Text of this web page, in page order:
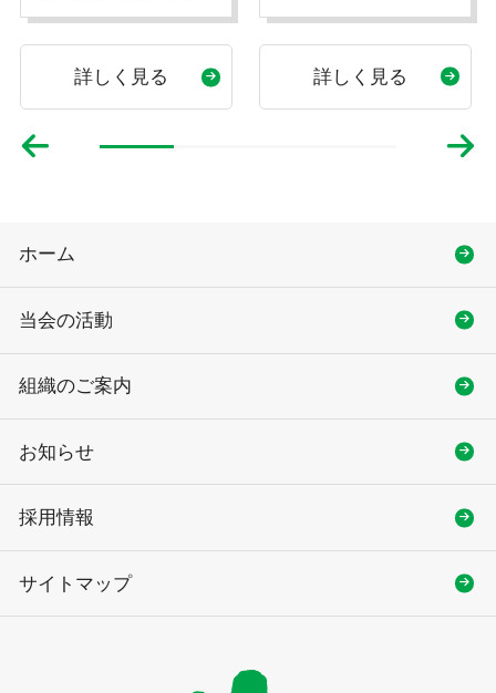
詳しく見る 詳しく見る
ホーム
当会の活動
組織のご案内
お知らせ
採用情報
サイトマップ